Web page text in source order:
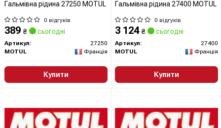
Гальмівна рідина 27250 MOTUL
0 відгуків
389 ₴ сьогодні
Артикул:
27250
MOTUL
Франція
Купити
Гальмівна рідина 27400 MOTUL
0 відгуків
3 124 ₴ сьогодні
Артикул:
27400
MOTUL
Франція
Купити